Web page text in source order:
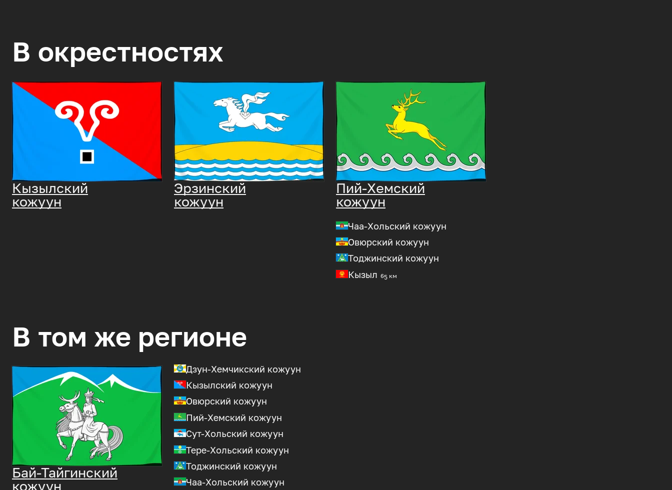
В окрестностях
Кызылский
кожуун
Эрзинский
кожуун
Пий-Хемский
кожуун
Чаа-Хольский кожуун
Овюрский кожуун
Тоджинский кожуун
Кызыл 65 км
В том же регионе
Бай-Тайгинский
кожуун
Дзун-Хемчикский кожуун
Кызылский кожуун
Овюрский кожуун
Пий-Хемский кожуун
Сут-Хольский кожуун
Тере-Хольский кожуун
Тоджинский кожуун
Чаа-Хольский кожуун